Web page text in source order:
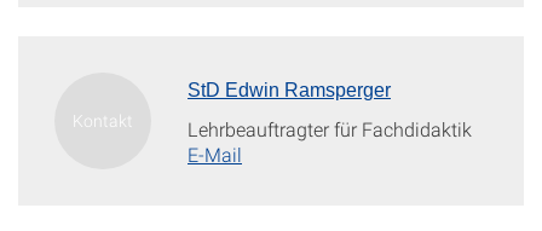
StD Edwin Ramsperger
Lehrbeauftragter für Fachdidaktik
E-Mail